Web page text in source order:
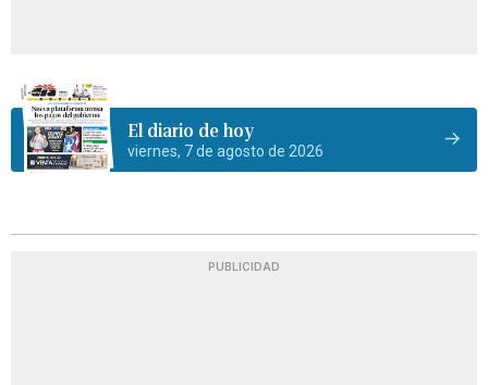
El diario de hoy
viernes, 7 de agosto de 2026
PUBLICIDAD